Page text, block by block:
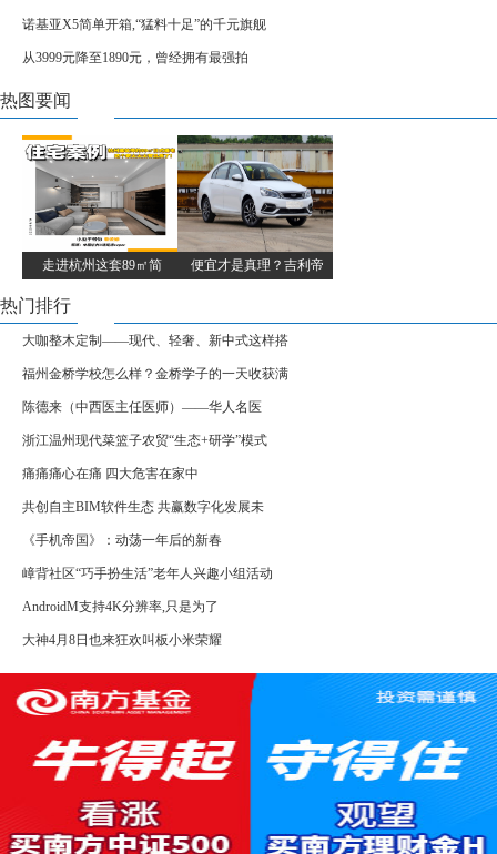
诺基亚X5简单开箱,“猛料十足”的千元旗舰
从3999元降至1890元，曾经拥有最强拍
热图要闻
走进杭州这套89㎡简 便宜才是真理？吉利帝
热门排行
大咖整木定制——现代、轻奢、新中式这样搭
福州金桥学校怎么样？金桥学子的一天收获满
陈德来（中西医主任医师）——华人名医
浙江温州现代菜篮子农贸“生态+研学”模式
痛痛痛心在痛 四大危害在家中
共创自主BIM软件生态 共赢数字化发展未
《手机帝国》：动荡一年后的新春
嶂背社区“巧手扮生活”老年人兴趣小组活动
AndroidM支持4K分辨率,只是为了
大神4月8日也来狂欢叫板小米荣耀